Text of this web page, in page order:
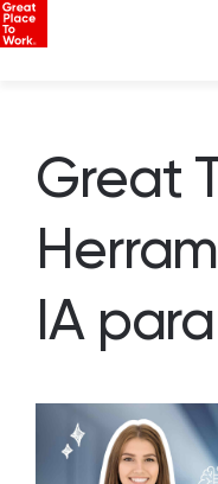
Great
IA